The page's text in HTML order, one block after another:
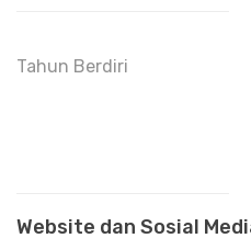
Tahun Berdiri
Website dan Sosial